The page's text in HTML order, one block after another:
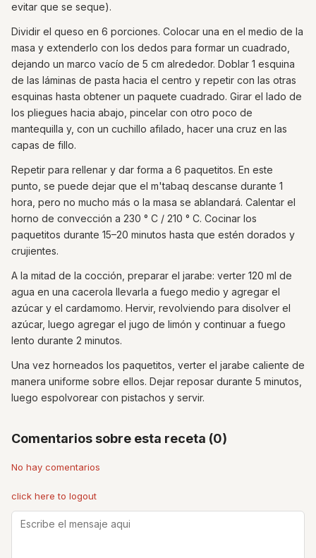
evitar que se seque).
Dividir el queso en 6 porciones. Colocar una en el medio de la
masa y extenderlo con los dedos para formar un cuadrado,
dejando un marco vacío de 5 cm alrededor. Doblar 1 esquina
de las láminas de pasta hacia el centro y repetir con las otras
esquinas hasta obtener un paquete cuadrado. Girar el lado de
los pliegues hacia abajo, pincelar con otro poco de
mantequilla y, con un cuchillo afilado, hacer una cruz en las
capas de fillo.
Repetir para rellenar y dar forma a 6 paquetitos. En este
punto, se puede dejar que el m'tabaq descanse durante 1
hora, pero no mucho más o la masa se ablandará. Calentar el
horno de convección a 230 ° C / 210 ° C. Cocinar los
paquetitos durante 15–20 minutos hasta que estén dorados y
crujientes.
A la mitad de la cocción, preparar el jarabe: verter 120 ml de
agua en una cacerola llevarla a fuego medio y agregar el
azúcar y el cardamomo. Hervir, revolviendo para disolver el
azúcar, luego agregar el jugo de limón y continuar a fuego
lento durante 2 minutos.
Una vez horneados los paquetitos, verter el jarabe caliente de
manera uniforme sobre ellos. Dejar reposar durante 5 minutos,
luego espolvorear con pistachos y servir.
Comentarios sobre esta receta (0)
No hay comentarios
click here to logout